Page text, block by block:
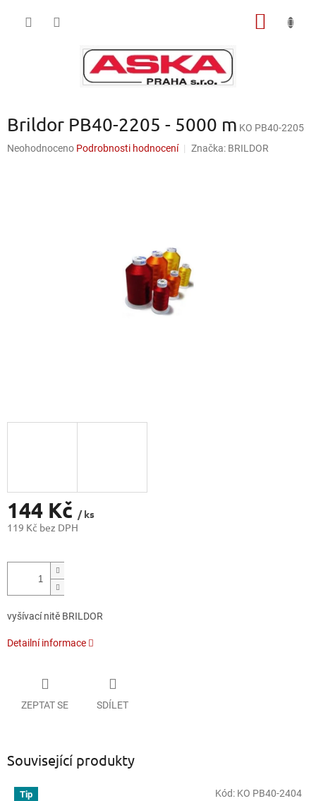
Brildor PB40-2205 - 5000 m KO PB40-2205
Průměrné
Neohodnoceno Podrobnosti hodnocení Značka: BRILDOR
144 Kč / ks
119 Kč bez DPH
cena:
vyšívací nitě BRILDOR
Detailní informace
ZEPTAT SE SDÍLET
Související produkty
Tip Kód: KO PB40-2404